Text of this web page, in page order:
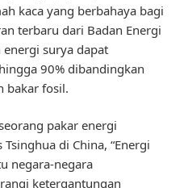
kaca yang berbahaya bagi
terbaru dari Badan Energi
surya dapat
90% dibandingkan
bakar fosil.
pakar energi
di China, “Energi
negara-negara
ketergantungan